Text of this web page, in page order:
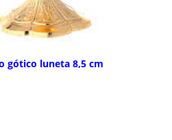
gótico luneta 8,5 cm